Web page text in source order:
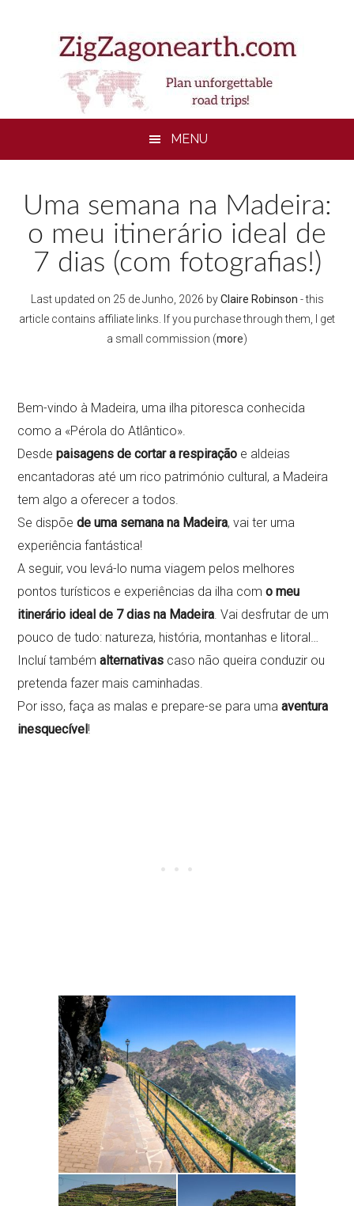
MENU
Uma semana na Madeira:
o meu itinerário ideal de
7 dias (com fotografias!)
Last updated on 25 de Junho, 2026 byClaire Robinson - this
article contains affiliate links. If you purchase through them, I get
a small commission (more)
Bem-vindo à Madeira, uma ilha pitoresca conhecida
como a «Pérola do Atlântico».
Desdepaisagens de cortar a respiração e aldeias
encantadoras até um rico património cultural, a Madeira
tem algo a oferecer a todos.
Se dispõede uma semana na Madeira, vai ter uma
experiência fantástica!
A seguir, vou levá-lo numa viagem pelos melhores
pontos turísticos e experiências da ilha como meu
itinerário ideal de 7 dias na Madeira. Vai desfrutar de um
pouco de tudo: natureza, história, montanhas e litoral…
Incluí tambémalternativas caso não queira conduzir ou
pretenda fazer mais caminhadas.
Por isso, faça as malas e prepare-se para umaaventura
inesquecível!